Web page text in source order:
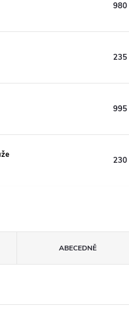
980
235
995
230
ABECEDNĚ